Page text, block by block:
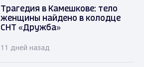
Трагедия в Камешкове: тело
женщины найдено в колодце
СНТ «Дружба»
11 дней назад